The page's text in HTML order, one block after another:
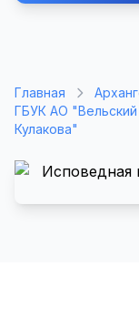
Главная
ГБУК АО
Кулакова"